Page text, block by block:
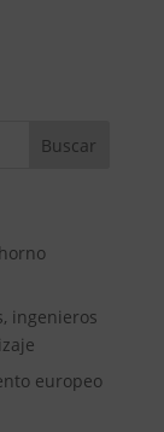
ingenieros
europeo